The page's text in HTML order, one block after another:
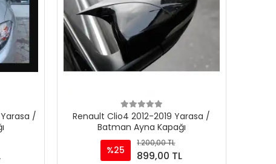
/
Renault Clio4 2012-2019 Yarasa /
Batman Ayna Kapağı
%25
1.200,00 TL
899,00 TL